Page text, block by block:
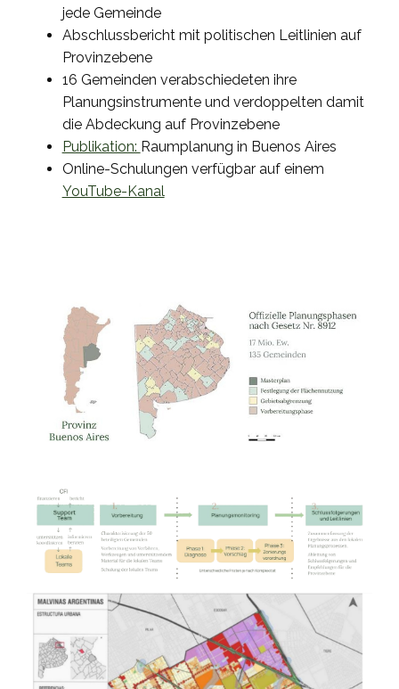
jede Gemeinde
Abschlussbericht mit politischen Leitlinien auf
Provinzebene
16 Gemeinden verabschiedeten ihre
Planungsinstrumente und verdoppelten damit
die Abdeckung auf Provinzebene
Publikation: Raumplanung in Buenos Aires
Online-Schulungen verfügbar auf einem
YouTube-Kanal